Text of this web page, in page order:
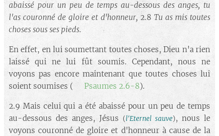
abaissé pour un peu de temps au-dessous des anges, tu
l'as couronné de gloire et d'honneur,2.8 Tu as mis toutes
choses sous ses pieds.
En effet, en lui soumettant toutes choses, Dieu n'a rien
laissé qui ne lui fût soumis. Cependant, nous ne
voyons pas encore maintenant que toutes choses lui
soient soumises (➡️ Psaumes 2.6-8).
2.9 Mais celui qui a été abaissé pour un peu de temps
au-dessous des anges, Jésus (l'Eternel sauve), nous le
voyons couronné de gloire et d'honneur à cause de la